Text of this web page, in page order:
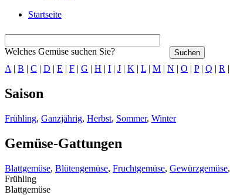
Startseite
Welches Gemüse suchen Sie?
A | B | C | D | E | F | G | H | I | J | K | L | M | N | O | P| Q | R |
Saison
Frühling, Ganzjährig, Herbst, Sommer, Winter
Gemüse-Gattungen
Blattgemüse, Blütengemüse, Fruchtgemüse, Gewürzgemüse,
Frühling
Blattgemüse